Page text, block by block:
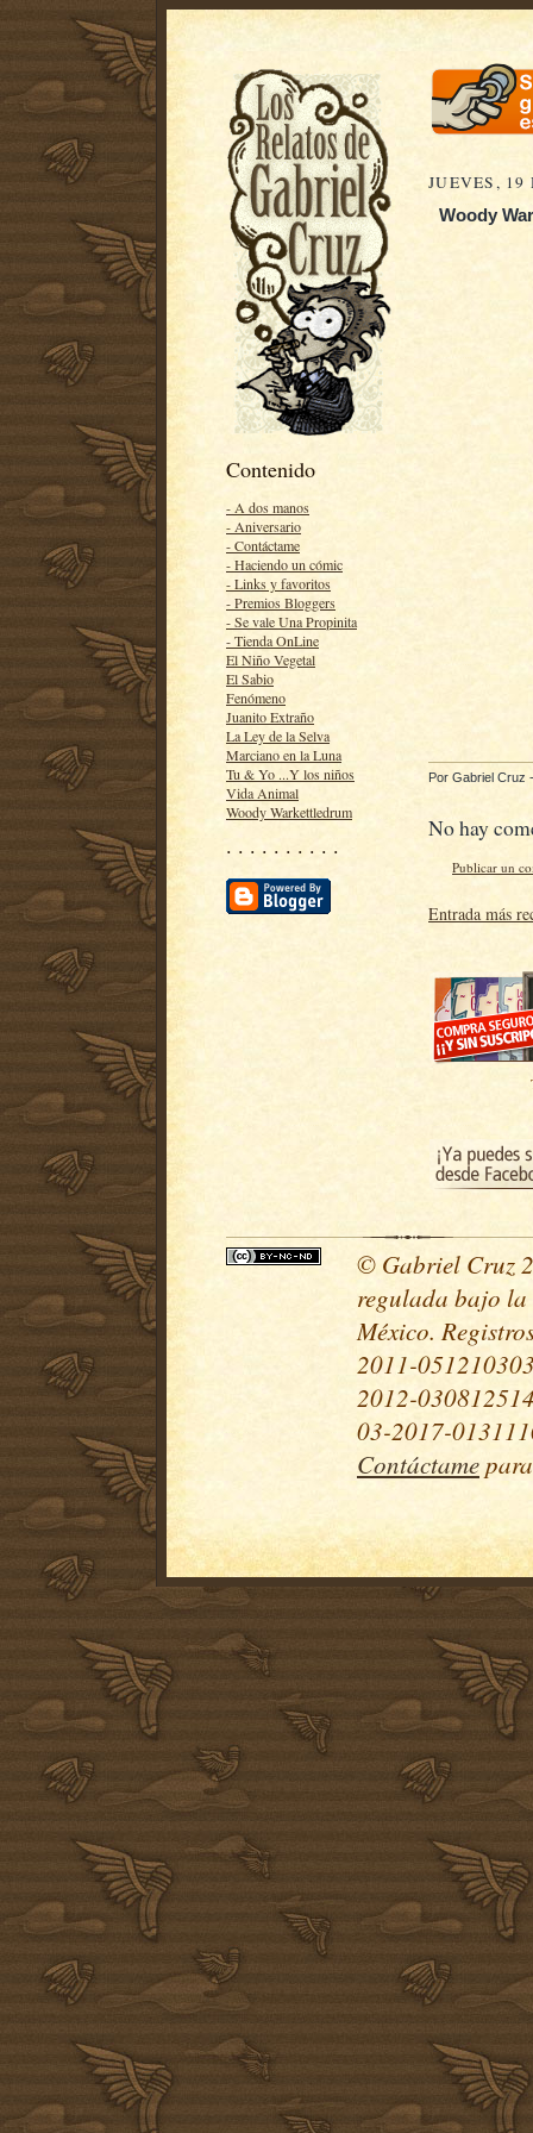
Contenido
- A dos manos
- Aniversario
- Contáctame
- Haciendo un cómic
- Links y favoritos
- Premios Bloggers
- Se vale Una Propinita
- Tienda OnLine
El Niño Vegetal
El Sabio
Fenómeno
Juanito Extraño
La Ley de la Selva
Marciano en la Luna
Tu & Yo ...Y los niños
Vida Animal
Woody Warkettledrum
· · · · · · · · · ·
JUEVES, 19
Woody
Por Gabriel Cruz
No hay
Publicar un
Entrada más
© Gabriel Cruz
regulada bajo la
México.
2011-
2012-
03-2017-
Contáctame